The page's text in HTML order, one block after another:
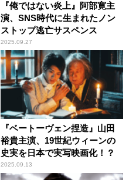
『俺ではない炎上』阿部寛主
演、SNS時代に生まれたノン
ストップ逃亡サスペンス
2025.09.27
『ベートーヴェン捏造』山田
裕貴主演、19世紀ウィーンの
史実を日本で実写映画化！？
2025.09.13